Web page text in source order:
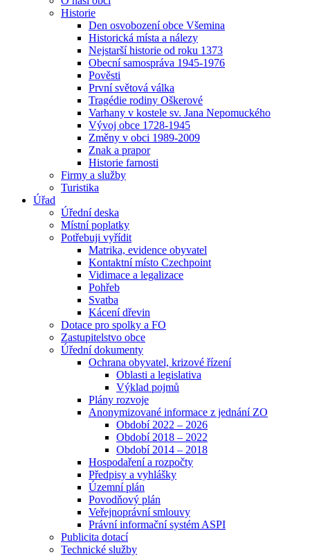
Historie
Den osvobození obce Všemina
Historická místa a nálezy
Nejstarší historie od roku 1373
Obecní samospráva 1945-1976
Pověsti
První světová válka
Tragédie rodiny Oškerové
Varhany v kostele sv. Jana Nepomuckého
Vývoj obce 1728-1945
Změny v obci 1989-2009
Znak a prapor
Historie farnosti
Firmy a služby
Turistika
Úřad
Úřední deska
Místní poplatky
Potřebuji vyřídit
Matrika, evidence obyvatel
Kontaktní místo Czechpoint
Vidimace a legalizace
Pohřeb
Svatba
Kácení dřevin
Dotace pro spolky a FO
Zastupitelstvo obce
Úřední dokumenty
Ochrana obyvatel, krizové řízení
Oblasti a legislativa
Výklad pojmů
Plány rozvoje
Anonymizované informace z jednání ZO
Období 2022 – 2026
Období 2018 – 2022
Období 2014 – 2018
Hospodaření a rozpočty
Předpisy a vyhlášky
Územní plán
Povodňový plán
Veřejnoprávní smlouvy
Právní informační systém ASPI
Publicita dotací
Technické služby